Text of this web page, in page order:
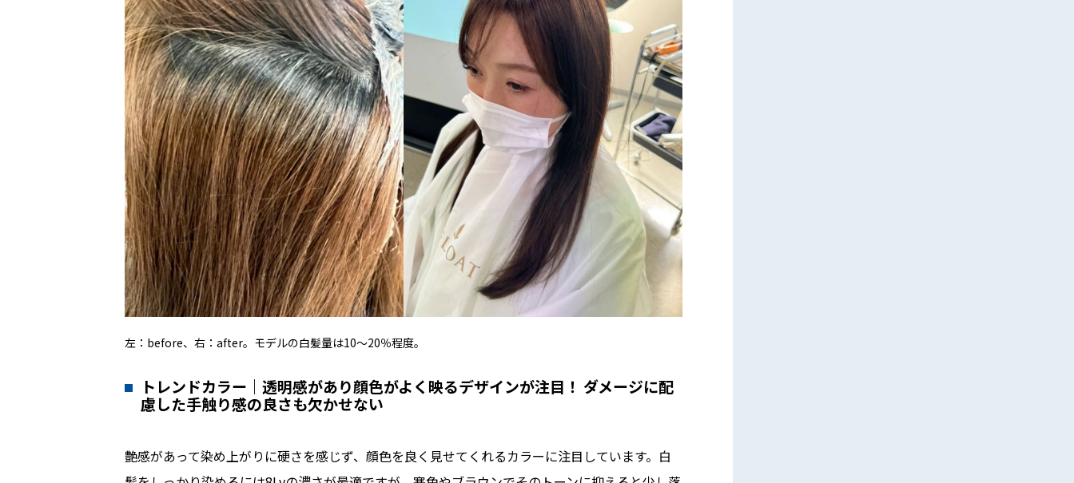
左：before、右：after。モデルの白髪量は10〜20％程度。
トレンドカラー｜透明感があり顔色がよく映るデザインが注目！ ダメージに配
慮した手触り感の良さも欠かせない
艶感があって染め上がりに硬さを感じず、顔色を良く見せてくれるカラーに注目しています。白